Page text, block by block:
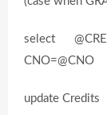
select
CNO=@CNO
update Credits